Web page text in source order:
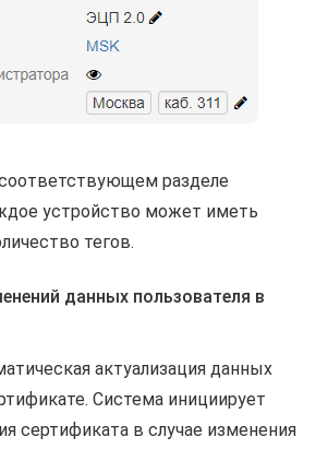
разделе
устройство может иметь
тегов.
данных пользователя в
актуализация данных
Система инициирует
сертификата в случае изменения